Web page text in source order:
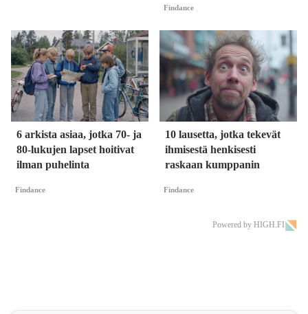
Findance
6 arkista asiaa, jotka 70- ja
80-lukujen lapset hoitivat
ilman puhelinta
Findance
10 lausetta, jotka tekevät
ihmisestä henkisesti
raskaan kumppanin
Findance
Powered by HIGH.FI